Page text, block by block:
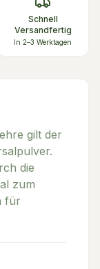
Schnell
Versandfertig
In 2–3 Werktagen
gilt der
die
zum
für